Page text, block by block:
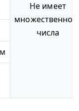
Не имеет
числа